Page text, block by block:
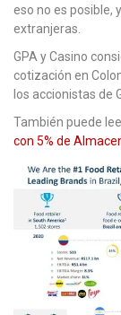
eso no es posible,
extranjeras.
GPA y Casino
cotización en
los accionistas de
También puede
con 5% de